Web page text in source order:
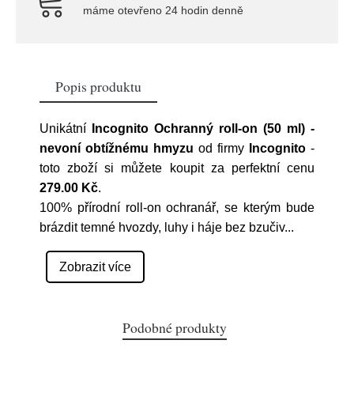
máme otevřeno 24 hodin denně
Popis produktu
Unikátní
Incognito Ochranný roll-on (50 ml) -
nevoní obtížnému hmyzu od firmy Incognito -
toto zboží si můžete koupit za perfektní cenu
279.00 Kč.
100% přírodní roll-on ochranář, se kterým bude
brázdit temné hvozdy, luhy i háje bez bzučiv...
Zobrazit více
Podobné produkty